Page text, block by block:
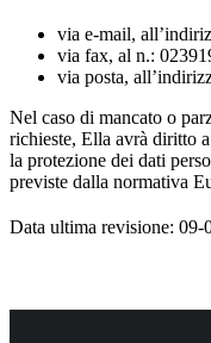
via e-mail,
via fax, al n.:
via posta,
Nel caso di mancato o
richieste, Ella avrà diritto
la protezione dei dati
previste dalla normativa
Data ultima revisione: 09-